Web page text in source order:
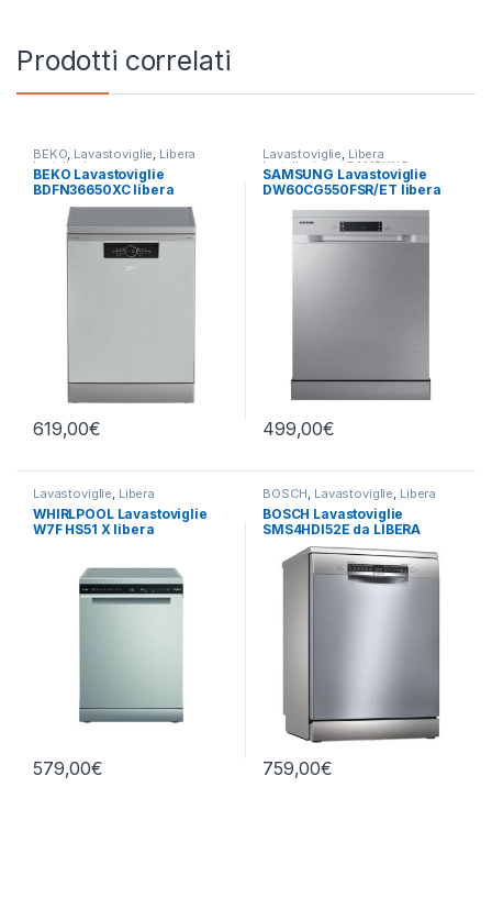
Prodotti correlati
BEKO, Lavastoviglie, Libera
Installazione
BEKO Lavastoviglie
BDFN36650XC libera
installazione
619,00€
Lavastoviglie, Libera
Installazione, SAMSUNG
SAMSUNG Lavastoviglie
DW60CG550FSR/ET libera
499,00€
Lavastoviglie, Libera
Installazione Whirlpool
WHIRLPOOL Lavastoviglie
W7F HS51 X libera
579,00€
BOSCH, Lavastoviglie, Libera
Installazione
BOSCH Lavastoviglie
SMS4HDI52E da LIBERA
INSTALLAZIONE 13 CP
759,00€